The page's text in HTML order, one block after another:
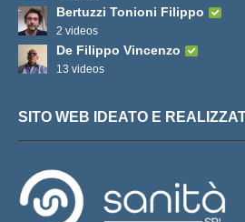
Bertuzzi Tonioni Filippo
2 videos
De Filippo Vincenzo
13 videos
SITO WEB IDEATO E